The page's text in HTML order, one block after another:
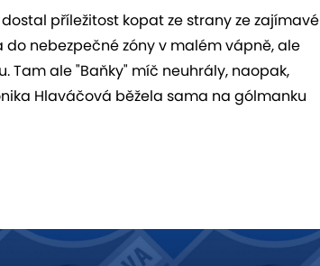
příležitost kopat ze strany ze zajímavé
nebezpečné zóny v malém vápně, ale
ale "Baňky" míč neuhrály, naopak,
Hlaváčová běžela sama na gólmanku